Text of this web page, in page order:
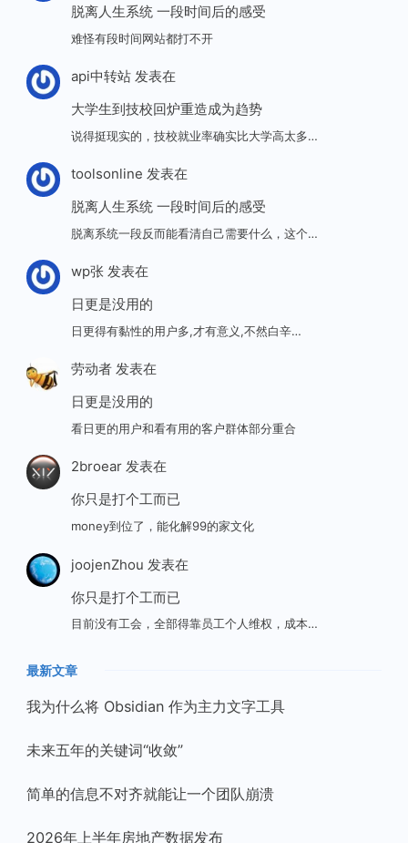
脱离人生系统 一段时间后的感受
难怪有段时间网站都打不开
api中转站发表在
大学生到技校回炉重造成为趋势
说得挺现实的，技校就业率确实比大学高太多…
toolsonline 发表在
脱离人生系统 一段时间后的感受
脱离系统一段反而能看清自己需要什么，这个…
wp张发表在
日更是没用的
日更得有黏性的用户多,才有意义,不然白辛…
劳动者发表在
日更是没用的
看日更的用户和看有用的客户群体部分重合
2broear发表在
你只是打个工而已
money到位了，能化解99的家文化
joojenZhou 发表在
你只是打个工而已
目前没有工会，全部得靠员工个人维权，成本…
最新文章
我为什么将 Obsidian 作为主力文字工具
未来五年的关键词“收敛”
简单的信息不对齐就能让一个团队崩溃
2026年上半年房地产数据发布